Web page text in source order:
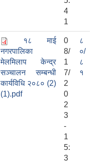
4
1
१८ माई
नगरपालिका
मेलमिलाप केन्द्र
सञ्चालन सम्बन्धी
कार्यविधि २०८० (2)
(1).pdf
0
8/
1
7/
2
0
2
3
-
1
5:
3
८
०/
८
१